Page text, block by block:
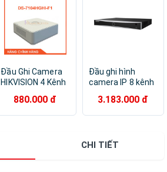
Đầu Ghi Camera
HIKVISION 4 Kênh
và Đầu ghi
Camera
880.000 đ
Đầu ghi hình
camera IP 8 kênh
7608NXI-K2/S,
THÔNG MINH:
hãng Hikvision
3.183.000 đ
CHI TIẾT